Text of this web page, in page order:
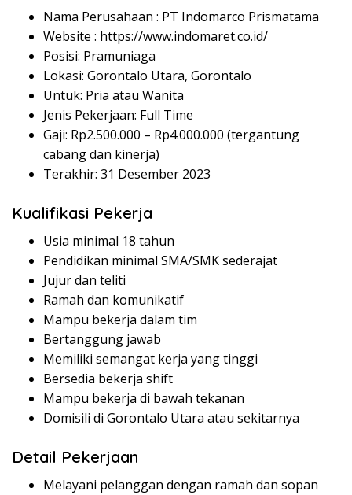
Nama Perusahaan : PT Indomarco Prismatama
Website : https://www.indomaret.co.id/
Posisi: Pramuniaga
Lokasi: Gorontalo Utara, Gorontalo
Untuk: Pria atau Wanita
Jenis Pekerjaan: Full Time
Gaji: Rp2.500.000 – Rp4.000.000 (tergantung
cabang dan kinerja)
Terakhir: 31 Desember 2023
Kualifikasi Pekerja
Usia minimal 18 tahun
Pendidikan minimal SMA/SMK sederajat
Jujur dan teliti
Ramah dan komunikatif
Mampu bekerja dalam tim
Bertanggung jawab
Memiliki semangat kerja yang tinggi
Bersedia bekerja shift
Mampu bekerja di bawah tekanan
Domisili di Gorontalo Utara atau sekitarnya
Detail Pekerjaan
Melayani pelanggan dengan ramah dan sopan